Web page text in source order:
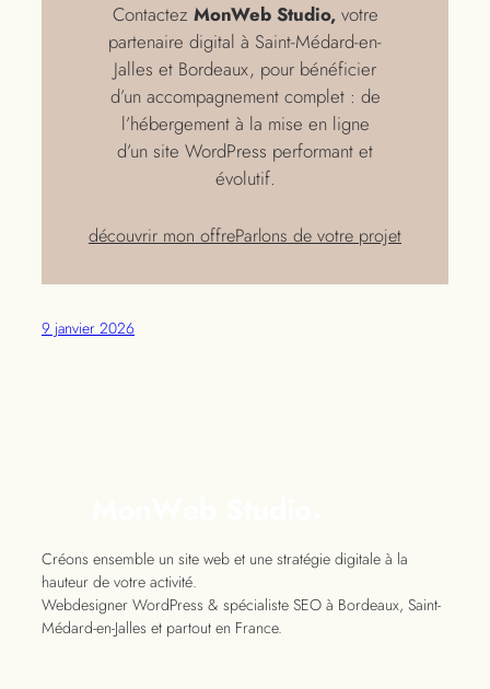
Contactez MonWeb Studio,votre
partenaire digital à Saint-Médard-en-
Jalles et Bordeaux, pour bénéficier
d’un accompagnement complet : de
l’hébergement à la mise en ligne
d’un site WordPress performant et
évolutif.
découvrir mon offreParlons de votre projet
9 janvier 2026
Créons ensemble un site web et une stratégie digitale à la
hauteur de votre activité.
Webdesigner WordPress & spécialiste SEO à Bordeaux, Saint-
Médard-en-Jalles et partout en France.